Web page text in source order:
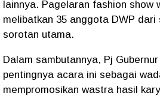
lainnya. Pagelaran fashion show
melibatkan 35 anggota DWP dari
sorotan utama.
Dalam sambutannya, Pj
pentingnya acara ini sebagai
mempromosikan wastra hasil